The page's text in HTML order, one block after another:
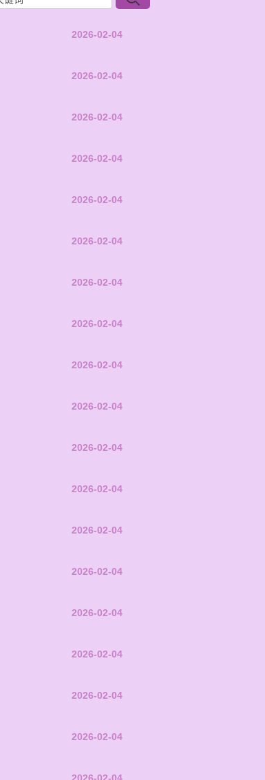
2026-02-04
2026-02-04
2026-02-04
2026-02-04
2026-02-04
2026-02-04
2026-02-04
2026-02-04
2026-02-04
2026-02-04
2026-02-04
2026-02-04
2026-02-04
2026-02-04
2026-02-04
2026-02-04
2026-02-04
2026-02-04